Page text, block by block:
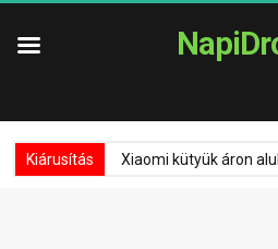
Kiárusítás Xiaomi kütyük áron alul